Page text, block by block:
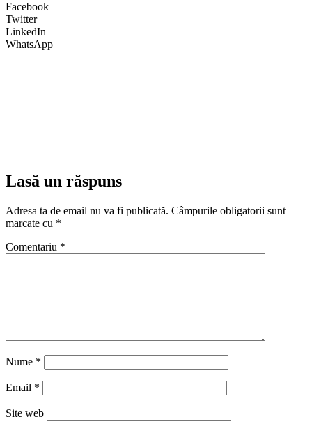
Facebook
Twitter
LinkedIn
WhatsApp
Lasă un răspuns
Adresa ta de email nu va fi publicată. Câmpurile obligatorii sunt
marcate cu *
Comentariu *
Nume *
Email *
Site web